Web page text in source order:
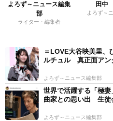
よろず～ニュース編集
部
ライター・編集者
田中
よろず～
＝LOVE大谷映美里、
ルチュル 真正面アン
よろず～ニュース編集部
世界で活躍する「極
曲家との思い出 生徒
よろず～ニュース編集部